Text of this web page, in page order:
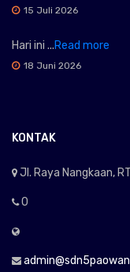
15 Juli 2026
Hari ini ...Read more
18 Juni 2026
KONTAK
Jl. Raya Nangkaan,
0